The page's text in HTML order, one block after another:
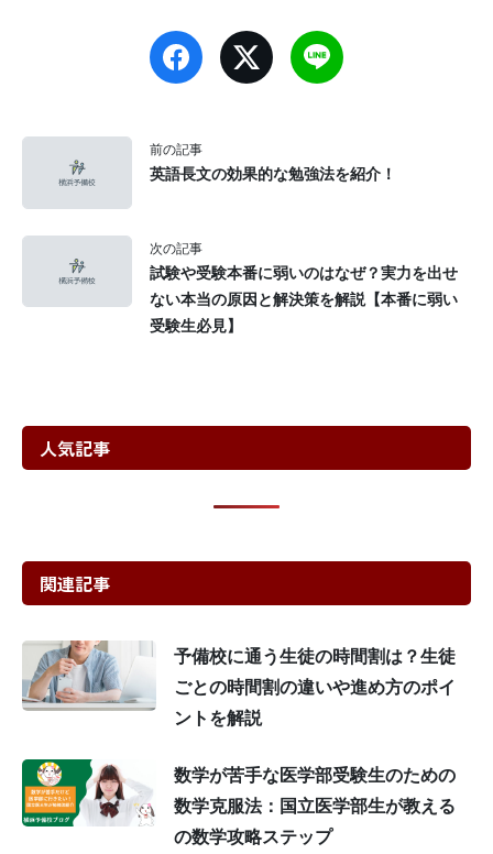
前の記事
英語長文の効果的な勉強法を紹介！
次の記事
試験や受験本番に弱いのはなぜ？実力を出せ
ない本当の原因と解決策を解説【本番に弱い
受験生必見】
人気記事
関連記事
予備校に通う生徒の時間割は？生徒
ごとの時間割の違いや進め方のポイ
ントを解説
数学が苦手な医学部受験生のための
数学克服法：国立医学部生が教える
の数学攻略ステップ